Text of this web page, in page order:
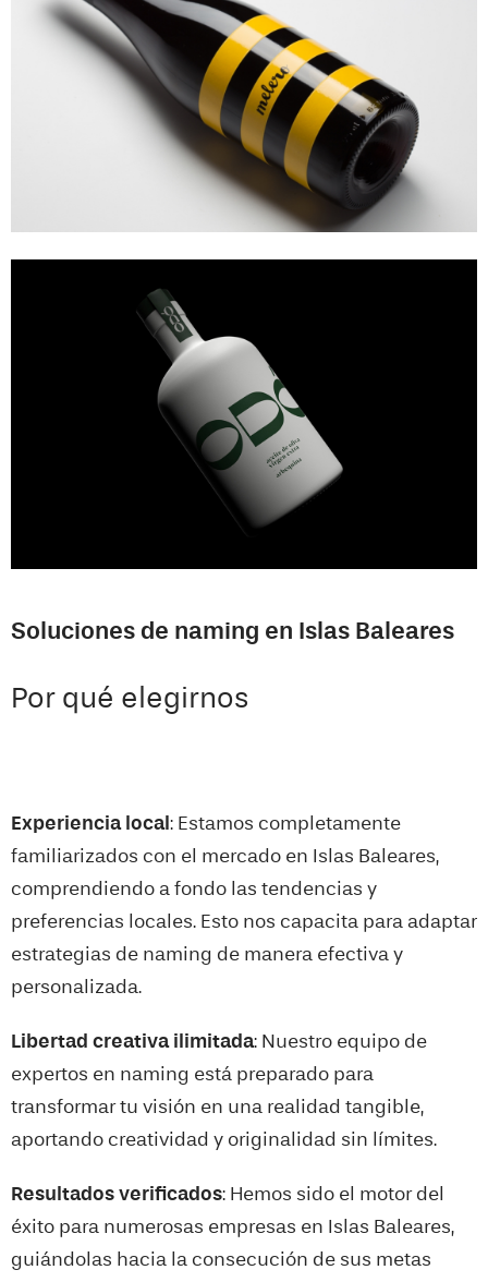
Soluciones de naming en Islas Baleares
Por qué elegirnos
Experiencia local : Estamos completamente
familiarizados con el mercado en
Islas Baleares,
comprendiendo a fondo las tendencias y
preferencias locales. Esto nos capacita para adaptar
estrategias de naming de manera efectiva y
personalizada.
Libertad creativa ilimitada: Nuestro equipo de
expertos en naming está preparado para
transformar tu visión en una realidad tangible,
aportando creatividad y originalidad sin límites.
Resultados verificados: Hemos sido el motor del
éxito para numerosas empresas en
Islas Baleares,
guiándolas hacia la consecución de sus metas